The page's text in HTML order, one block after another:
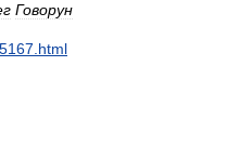
Говорун
html